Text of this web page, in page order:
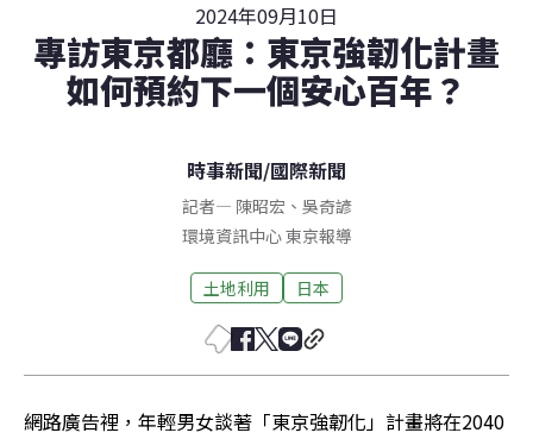
2024年09月10日
專訪東京都廳：東京強韌化計畫
如何預約下一個安心百年？
時事新聞/國際新聞
記者— 陳昭宏 、 吳奇諺
環境資訊中心東京報導
土地利用 日本
網路廣告裡，年輕男女談著「東京強韌化」計畫將在2040